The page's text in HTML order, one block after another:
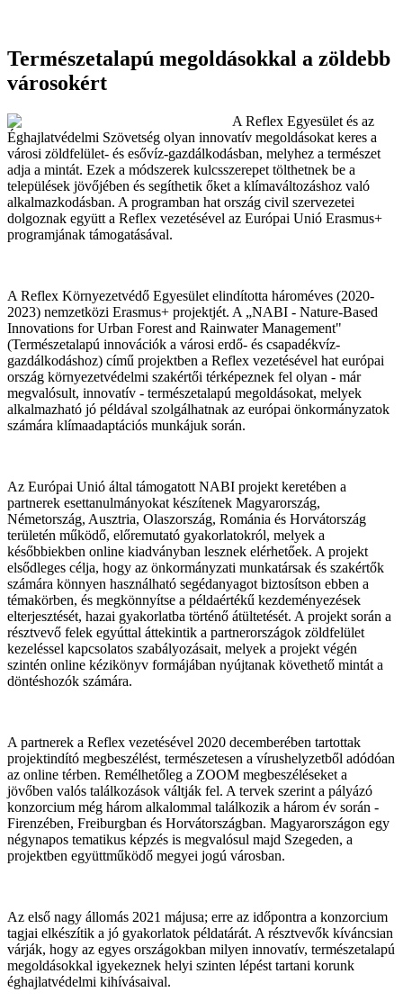
Természetalapú megoldásokkal a zöldebb
városokért
A Reflex Egyesület és az
Éghajlatvédelmi Szövetség olyan innovatív megoldásokat keres a
városi zöldfelület- és esővíz-gazdálkodásban, melyhez a természet
adja a mintát. Ezek a módszerek kulcsszerepet tölthetnek be a
települések jövőjében és segíthetik őket a klímaváltozáshoz való
alkalmazkodásban. A programban hat ország civil szervezetei
dolgoznak együtt a Reflex vezetésével az Európai Unió Erasmus+
programjának támogatásával.
A Reflex Környezetvédő Egyesület elindította hároméves (2020-
2023) nemzetközi Erasmus+ projektjét. A „NABI - Nature-Based
Innovations for Urban Forest and Rainwater Management"
(Természetalapú innovációk a városi erdő- és csapadékvíz-
gazdálkodáshoz) című projektben a Reflex vezetésével hat európai
ország környezetvédelmi szakértői térképeznek fel olyan - már
megvalósult, innovatív - természetalapú megoldásokat, melyek
alkalmazható jó példával szolgálhatnak az európai önkormányzatok
számára klímaadaptációs munkájuk során.
Az Európai Unió által támogatott NABI projekt keretében a
partnerek esettanulmányokat készítenek Magyarország,
Németország, Ausztria, Olaszország, Románia és Horvátország
területén működő, előremutató gyakorlatokról, melyek a
későbbiekben online kiadványban lesznek elérhetőek. A projekt
elsődleges célja, hogy az önkormányzati munkatársak és szakértők
számára könnyen használható segédanyagot biztosítson ebben a
témakörben, és megkönnyítse a példaértékű kezdeményezések
elterjesztését, hazai gyakorlatba történő átültetését. A projekt során a
résztvevő felek egyúttal áttekintik a partnerországok zöldfelület
kezeléssel kapcsolatos szabályozásait, melyek a projekt végén
szintén online kézikönyv formájában nyújtanak követhető mintát a
döntéshozók számára.
A partnerek a Reflex vezetésével 2020 decemberében tartottak
projektindító megbeszélést, természetesen a vírushelyzetből adódóan
az online térben. Remélhetőleg a ZOOM megbeszéléseket a
jövőben valós találkozások váltják fel. A tervek szerint a pályázó
konzorcium még három alkalommal találkozik a három év során -
Firenzében, Freiburgban és Horvátországban. Magyarországon egy
négynapos tematikus képzés is megvalósul majd Szegeden, a
projektben együttműködő megyei jogú városban.
Az első nagy állomás 2021 májusa; erre az időpontra a konzorcium
tagjai elkészítik a jó gyakorlatok példatárát. A résztvevők kíváncsian
várják, hogy az egyes országokban milyen innovatív, természetalapú
megoldásokkal igyekeznek helyi szinten lépést tartani korunk
éghajlatvédelmi kihívásaival.